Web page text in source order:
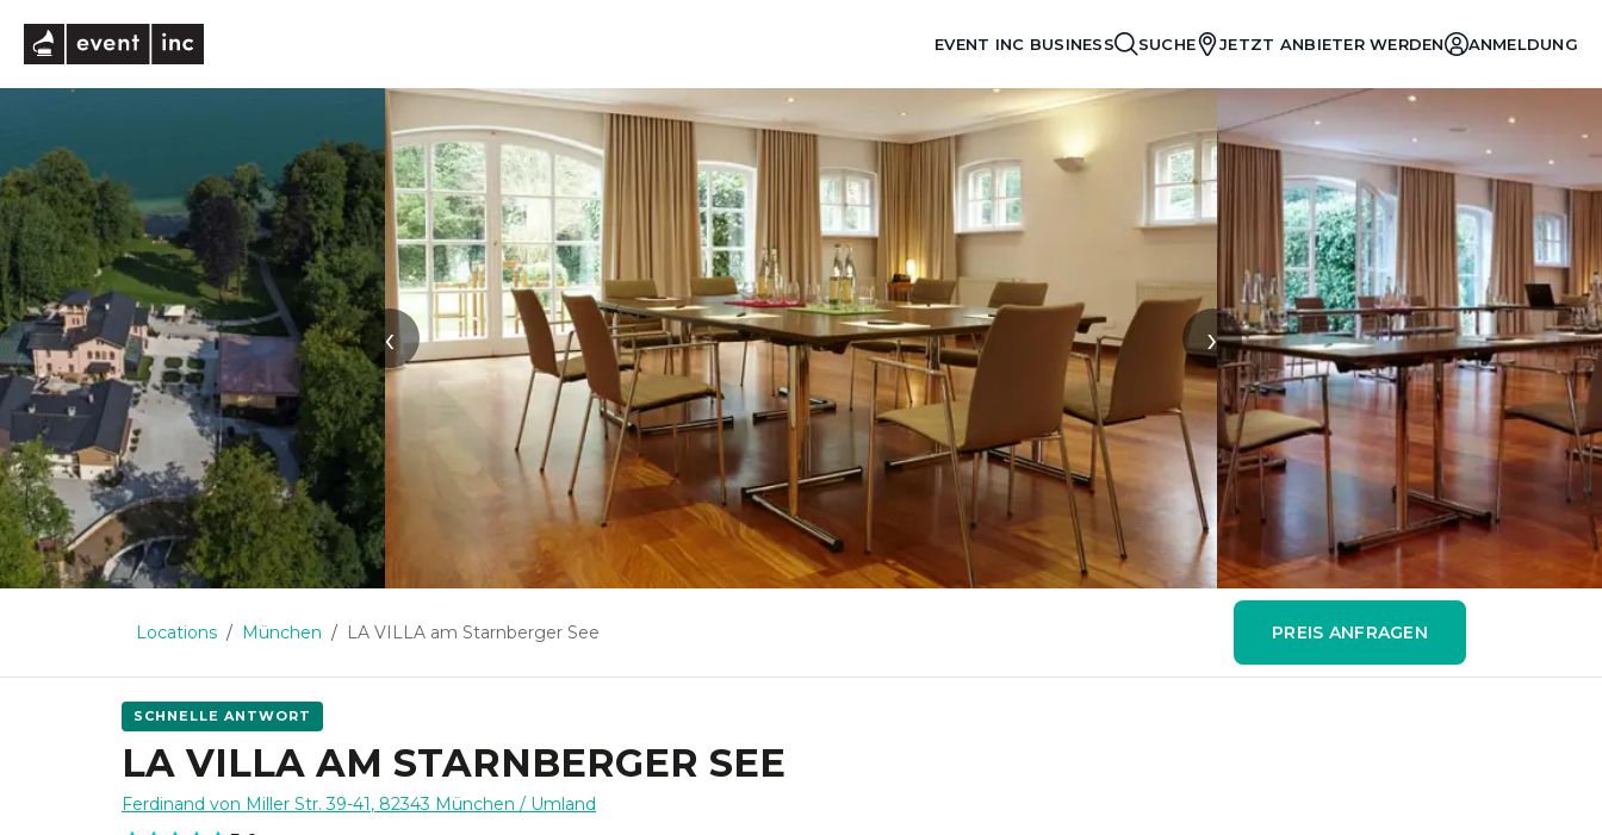
EVENT INC BUSINESS SUCHE JETZT ANBIETER WERDEN ANMELDUNG
‹ ›
Locations München LA VILLA am Starnberger See PREIS ANFRAGEN
SCHNELLE ANTWORT
LA VILLA AM STARNBERGER SEE
Ferdinand von Miller Str. 39-41, 82343 München / Umland